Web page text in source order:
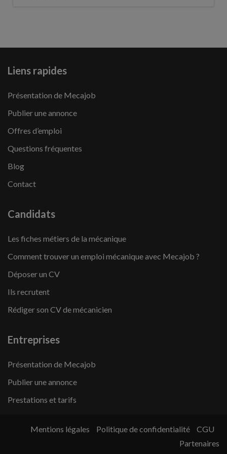
Liens rapides
Présentation de Mecajob
Publier une annonce
Offres d’emploi
Questions fréquentes
Blog
Contact
Candidats
Les fiches métiers de la mécanique
Comment trouver un emploi mécanique avec Mecajob ?
Déposer un CV
Ils recrutent
Rédiger son CV de mécanicien
Entreprises
Présentation de Mecajob
Publier une annonce
Prestations et tarifs
Mentions légales Politique de confidentialité
CGU
Partenaires